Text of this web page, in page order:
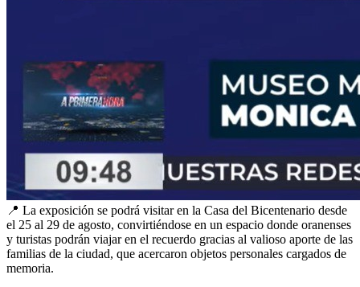
📍 La exposición se podrá visitar en la Casa del Bicentenario desde
el 25 al 29 de agosto, convirtiéndose en un espacio donde oranenses
y turistas podrán viajar en el recuerdo gracias al valioso aporte de las
familias de la ciudad, que acercaron objetos personales cargados de
memoria.